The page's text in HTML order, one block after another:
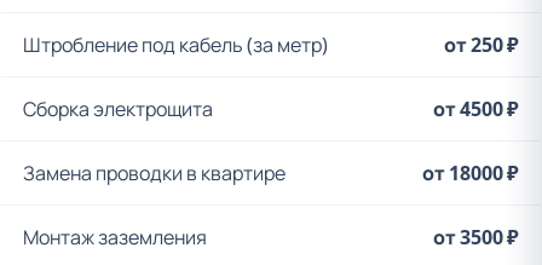
Штробление под кабель (за метр) от 250 ₽
Сборка электрощита от 4500 ₽
Замена проводки в квартире от 18000 ₽
Монтаж заземления от 3500 ₽